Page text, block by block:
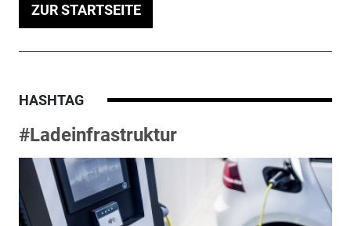
ZUR STARTSEITE
HASHTAG
#Ladeinfrastruktur